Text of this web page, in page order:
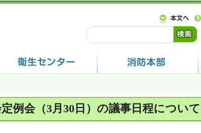
例会（3月30日）の議事日程について